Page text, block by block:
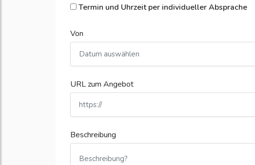
Termin und Uhrzeit per individueller Absprache
Von
URL zum Angebot
Beschreibung